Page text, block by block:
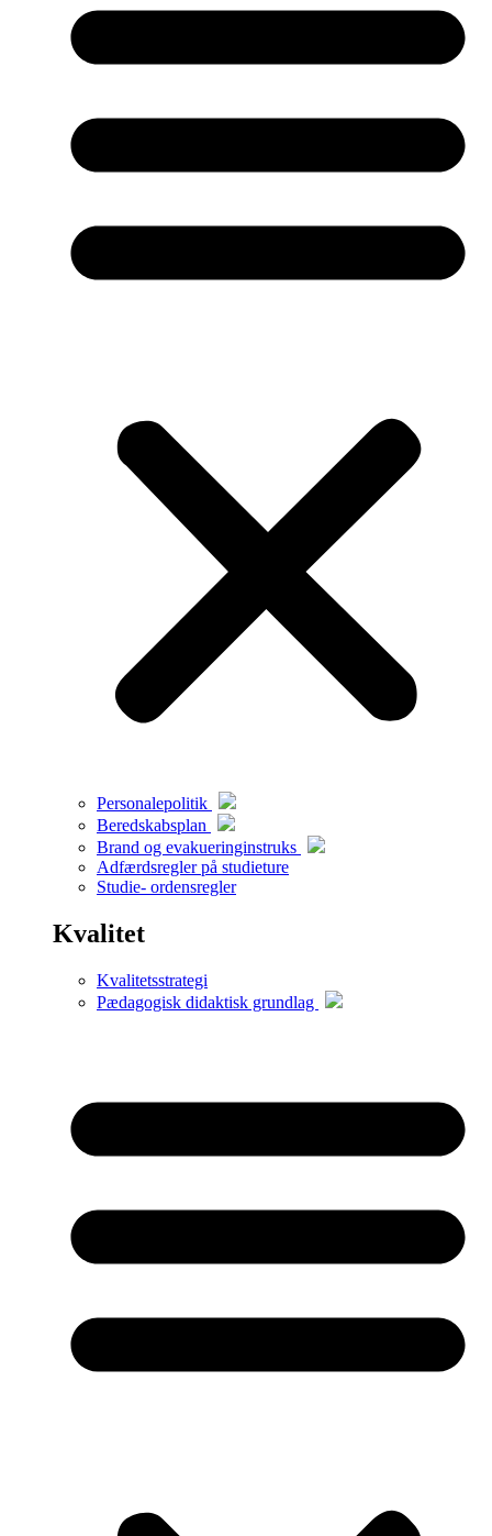
Personalepolitik
Beredskabsplan
Brand og evakueringinstruks
Adfærdsregler på studieture
Studie- ordensregler
Kvalitet
Kvalitetsstrategi
Pædagogisk didaktisk grundlag